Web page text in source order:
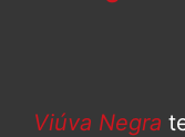
Viúva Negra